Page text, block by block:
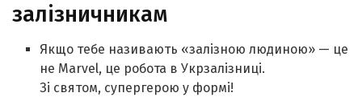
залізничникам
Якщо тебе називають «залізною людиною» — це
не Marvel, це робота в Укрзалізниці.
Зі святом, супергерою у формі!